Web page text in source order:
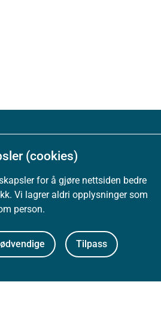
(cookies)
for å gjøre nettsiden bedre
Vi lagrer aldri opplysninger som
person.
Tilpass